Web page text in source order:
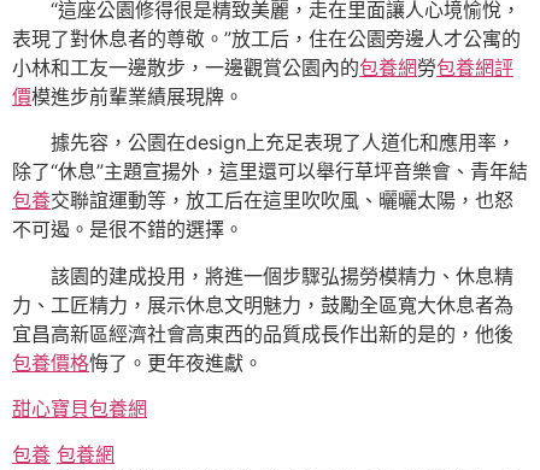
“這座公園修得很是精致美麗，走在里面讓人心境愉悅，
表現了對休息者的尊敬。 ”放工后，住在公園旁邊人才公寓的
小林和工友一邊散步，一邊觀賞公園內的包養網勞包養網評
價模進步前輩業績展現牌。
據先容，公園在design上充足表現了人道化和應用率，
除了“休息”主題宣揚外，這里還可以舉行草坪音樂會、青年結
包養交聯誼運動等，放工后在這里吹吹風、曬曬太陽，也怒
不可遏。是很不錯的選擇。
該園的建成投用，將進一個步驟弘揚勞模精力、休息精
力、工匠精力，展示休息文明魅力，鼓勵全區寬大休息者為
宜昌高新區經濟社會高東西的品質成長作出新的是的，他後
包養價格悔了。更年夜進獻。
甜心寶貝包養網
包養 包養網